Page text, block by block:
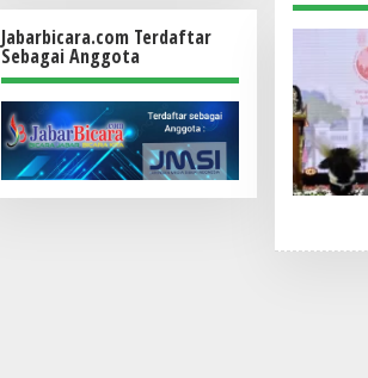
Jabarbicara.com Terdaftar
Sebagai Anggota